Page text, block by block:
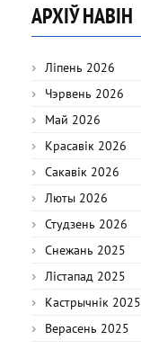
АРХІЎ НАВІН
Ліпень 2026
Чэрвень 2026
Май 2026
Красавік 2026
Сакавік 2026
Люты 2026
Студзень 2026
Снежань 2025
Лістапад 2025
Кастрычнік 2025
Верасень 2025